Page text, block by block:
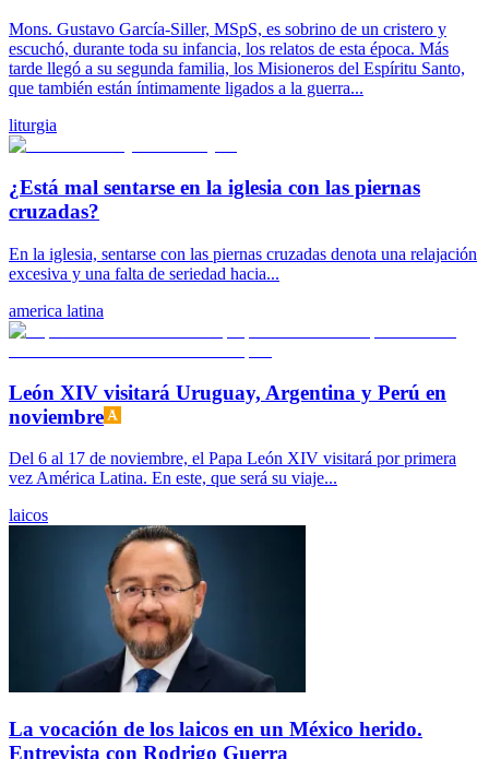
Mons. Gustavo García-Siller, MSpS, es sobrino de un cristero y
escuchó, durante toda su infancia, los relatos de esta época. Más
tarde llegó a su segunda familia, los Misioneros del Espíritu Santo,
que también están íntimamente ligados a la guerra...
liturgia
¿Está mal sentarse en la iglesia con las piernas
cruzadas?
En la iglesia, sentarse con las piernas cruzadas denota una relajación
excesiva y una falta de seriedad hacia...
america latina
León XIV visitará Uruguay, Argentina y Perú en
noviembre
Del 6 al 17 de noviembre, el Papa León XIV visitará por primera
vez América Latina. En este, que será su viaje...
laicos
La vocación de los laicos en un México herido.
Entrevista con Rodrigo Guerra